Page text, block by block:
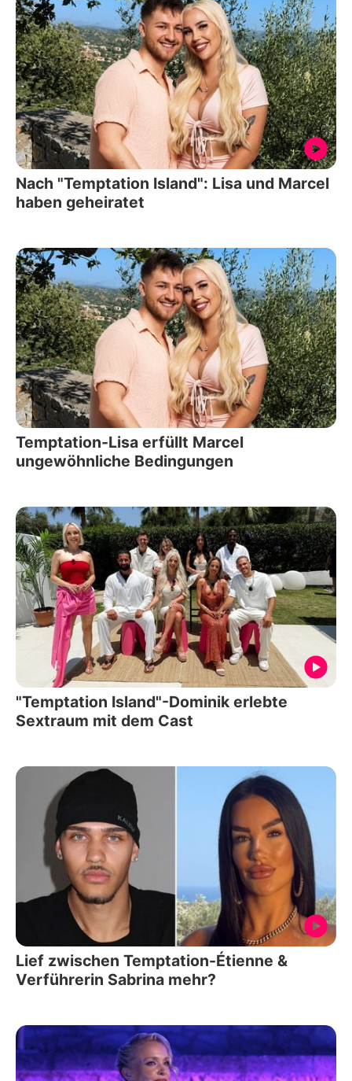
Nach "Temptation Island": Lisa und Marcel
haben geheiratet
Temptation-Lisa erfüllt Marcel
ungewöhnliche Bedingungen
"Temptation Island"-Dominik erlebte
Sextraum mit dem Cast
Lief zwischen Temptation-Étienne &
Verführerin Sabrina mehr?